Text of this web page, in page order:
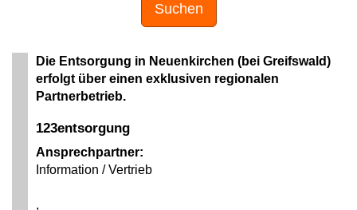
Suchen
Die Entsorgung in Neuenkirchen (bei Greifswald)
erfolgt über einen exklusiven regionalen
Partnerbetrieb.
123entsorgung
Ansprechpartner:
Information / Vertrieb
,